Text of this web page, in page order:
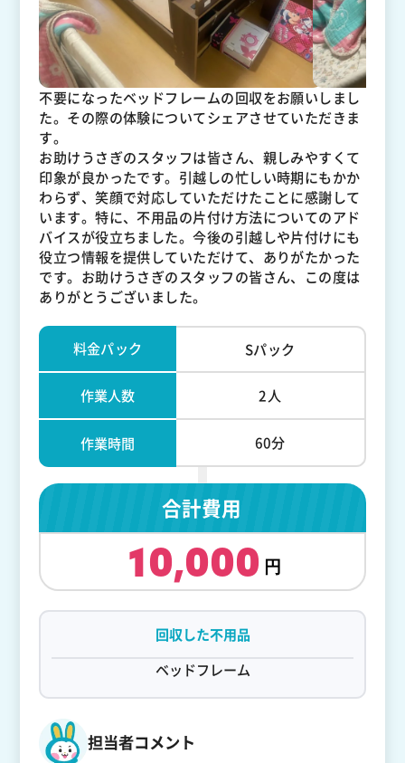
不要になったベッドフレームの回収をお願いしまし
た。その際の体験についてシェアさせていただきま
す。
お助けうさぎのスタッフは皆さん、親しみやすくて
印象が良かったです。引越しの忙しい時期にもかか
わらず、笑顔で対応していただけたことに感謝して
います。特に、不用品の片付け方法についてのアド
バイスが役立ちました。今後の引越しや片付けにも
役立つ情報を提供していただけて、ありがたかった
です。お助けうさぎのスタッフの皆さん、この度は
ありがとうございました。
料金パック Sパック
作業人数 2人
作業時間 60分
合計費用
10,000
回収した不用品
ベッドフレーム
担当者コメント